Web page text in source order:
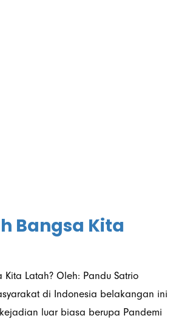
Bangsa Kita
Kita Latah? Oleh: Pandu Satrio
di Indonesia belakangan ini
luar biasa berupa Pandemi